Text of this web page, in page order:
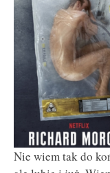
Nie wiem tak do